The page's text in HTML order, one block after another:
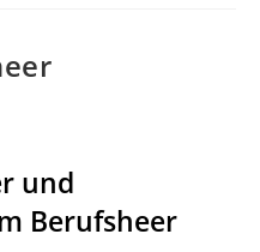
und
Berufsheer